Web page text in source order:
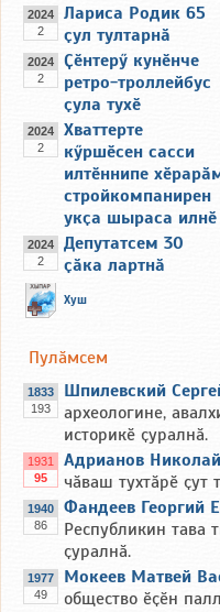
2024
2
Лариса Родик 65
ҫул тултарнӑ
2024
2
Ҫӗнтерӳ кунӗнче
ретро-троллейбус
ҫула тухӗ
2024
2
Хваттерте
кӳршӗсен сасси
илтӗннипе
стройкомпанирен
укҫа шыраса илнӗ
2024
2
Депутатсем 30
ҫӑка лартнӑ
Хуш
Пулӑмсем
1833
193
Шпилевский
археологине,
историкӗ ҫуралнӑ.
1931
95
Адрианов
чӑваш тухтӑрӗ ҫут
1940
86
Фандеев Георгий
Республикин тава
ҫуралнӑ.
1977
49
Мокеев Матвей
общество ӗҫӗн